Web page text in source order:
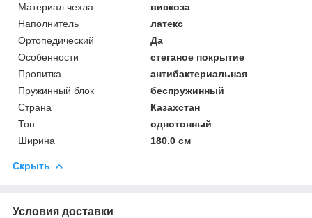
Материал чехла
вискоза
Наполнитель
латекс
Ортопедический
Да
Особенности
стеганое покрытие
Пропитка
антибактериальная
Пружинный блок
беспружинный
Страна
Казахстан
Тон
однотонный
Ширина
180.0 см
Скрыть
Условия доставки